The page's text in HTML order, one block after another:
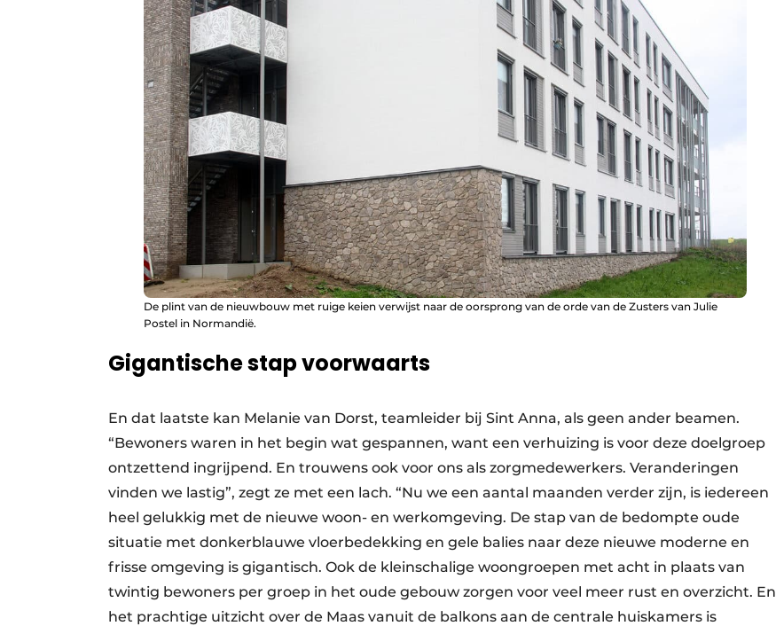
De plint van de nieuwbouw met ruige keien verwijst naar de oorsprong van de orde van de Zusters van Julie
Postel in Normandië.
Gigantische stap voorwaarts
En dat laatste kan Melanie van Dorst, teamleider bij Sint Anna, als geen ander beamen.
“Bewoners waren in het begin wat gespannen, want een verhuizing is voor deze doelgroep
ontzettend ingrijpend. En trouwens ook voor ons als zorgmedewerkers. Veranderingen
vinden we lastig”, zegt ze met een lach. “Nu we een aantal maanden verder zijn, is iedereen
heel gelukkig met de nieuwe woon- en werk­omgeving. De stap van de bedompte oude
situatie met donkerblauwe vloerbedekking en gele balies naar deze nieuwe moderne en
frisse omgeving is gigantisch. Ook de kleinschalige woongroepen met acht in plaats van
twintig bewoners per groep in het oude gebouw zorgen voor veel meer rust en overzicht. En
het prachtige uitzicht over de Maas vanuit de balkons aan de centrale huiskamers is